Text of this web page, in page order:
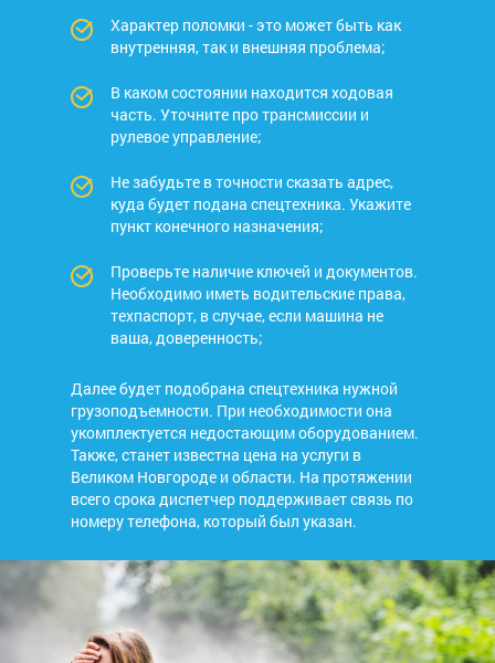
Характер поломки - это может быть как
внутренняя, так и внешняя проблема;
В каком состоянии находится ходовая
часть. Уточните про трансмиссии и
рулевое управление;
Не забудьте в точности сказать адрес,
куда будет подана спецтехника. Укажите
пункт конечного назначения;
Проверьте наличие ключей и документов.
Необходимо иметь водительские права,
техпаспорт, в случае, если машина не
ваша, доверенность;
Далее будет подобрана спецтехника нужной
грузоподъемности. При необходимости она
укомплектуется недостающим оборудованием.
Также, станет известна цена на услуги в
Великом Новгороде и области. На протяжении
всего срока диспетчер поддерживает связь по
номеру телефона, который был указан.